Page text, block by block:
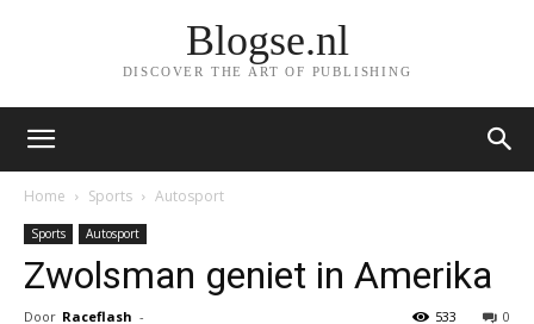
Blogse.nl
DISCOVER THE ART OF PUBLISHING
Home Sports Autosport
Sports Autosport
Zwolsman geniet in Amerika
Door Raceflash - 0
533